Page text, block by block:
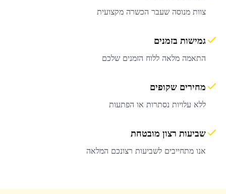
צוות מנוסה שעבר הכשרה מקצועית
גמישות בזמנים
התאמה מלאה ללוח הזמנים שלכם
מחירים שקופים
ללא עלויות נסתרות או הפתעות
שביעות רצון מובטחת
אנו מתחייבים לשביעות רצונכם המלאה